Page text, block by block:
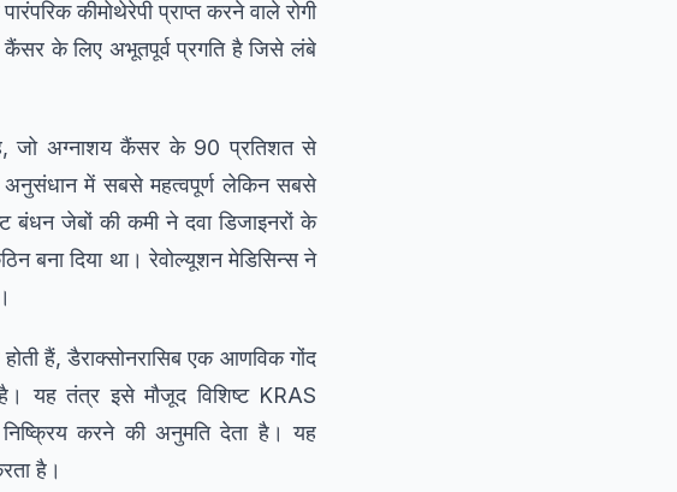
कीमोथेरेपी प्राप्त करने वाले रोगी
के लिए अभूतपूर्व प्रगति है जिसे लंबे
है, जो अग्नाशय कैंसर के 90 प्रतिशत से
अनुसंधान में सबसे महत्वपूर्ण लेकिन सबसे
बंधन जेबों की कमी ने दवा डिजाइनरों के
बना दिया था। रेवोल्यूशन मेडिसिन्स ने
हैं, डैराक्सोनरासिब एक आणविक गोंद
यह तंत्र इसे मौजूद विशिष्ट KRAS
निष्क्रिय करने की अनुमति देता है। यह
है।